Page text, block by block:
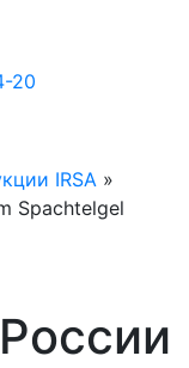
20
IRSA »
Spachtelgel